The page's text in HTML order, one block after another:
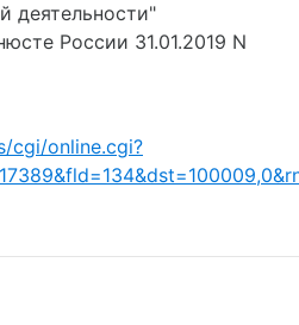
деятельности"
России 31.01.2019 N
cgi/online.cgi?